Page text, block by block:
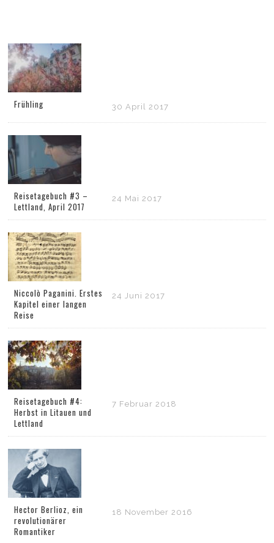
Frühling 30 April 2017
Reisetagebuch #3 –
Lettland, April 2017
24 Mai 2017
Niccolò Paganini. Erstes
Kapitel einer langen
Reise
24 Juni 2017
Reisetagebuch #4:
Herbst in Litauen und
Lettland
7 Februar 2018
Hector Berlioz, ein
revolutionärer
Romantiker
18 November 2016